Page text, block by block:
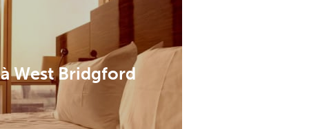
West Bridgford